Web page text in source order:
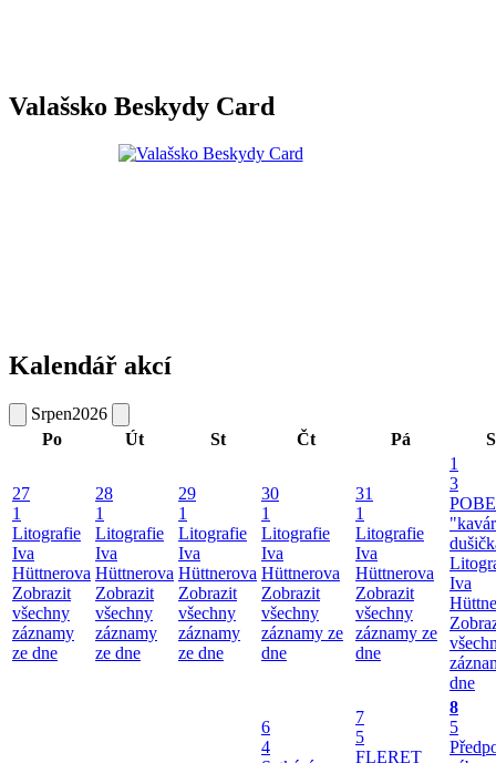
Valašsko Beskydy Card
Kalendář akcí
Srpen2026
Po
Út St Čt Pá
27
1
Litografie
Iva
Hüttnerova
Zobrazit
všechny
záznamy
ze dne
28
1
Litografie
Iva
Hüttnerova
Zobrazit
všechny
záznamy
ze dne
29
1
Litografie
Iva
Hüttnerova
Zobrazit
všechny
záznamy
ze dne
30
1
Litografie
Iva
Hüttnerova
Zobrazit
všechny
záznamy ze
dne
31
1
Litografie
Iva
Hüttnerova
Zobrazit
všechny
záznamy ze
dne
1
3
Iva
dne
6
4
7
5
FLERET
8
5